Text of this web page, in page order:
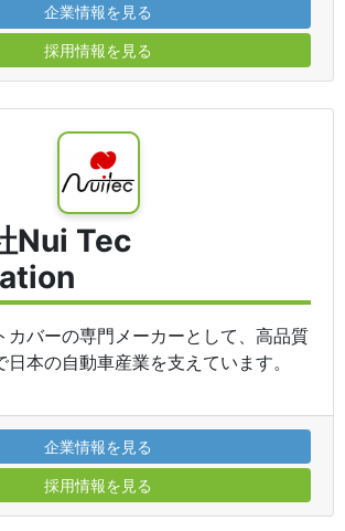
企業情報を見る
採用情報を見る
Nui Tec
カバーの専門メーカーとして、高品質
本の自動車産業を支えています。
企業情報を見る
採用情報を見る